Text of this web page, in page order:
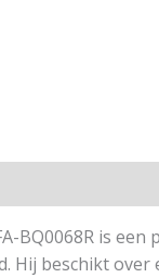
BQ0068R is
Hij beschikt